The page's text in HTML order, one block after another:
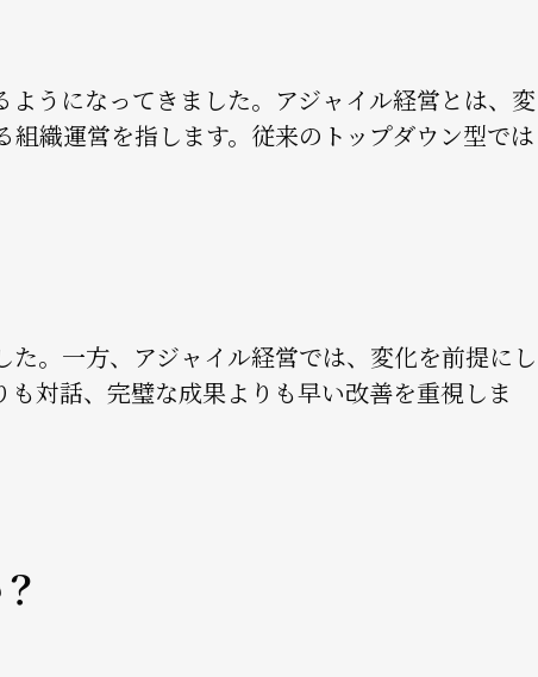
うになってきました。アジャイル経営とは、変
織運営を指します。従来のトップダウン型では
。一方、アジャイル経営では、変化を前提にし
対話、完璧な成果よりも早い改善を重視しま